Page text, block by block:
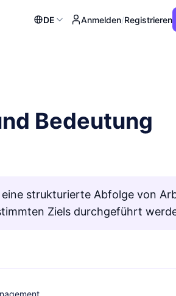
DE Anmelden/Registrieren
Bedeutung
strukturierte Abfolge von
Ziels durchgeführt